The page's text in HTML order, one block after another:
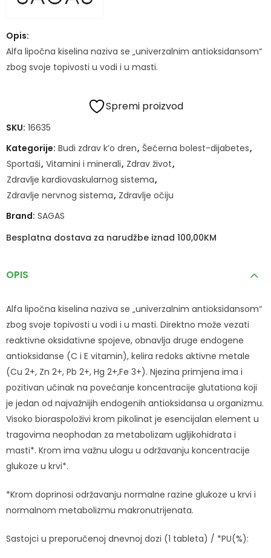
Opis:
Alfa lipočna kiselina naziva se „univerzalnim antioksidansom“
zbog svoje topivosti u vodi i u masti.
Spremi proizvod
SKU: 16635
Kategorije: Budi zdrav k’o dren, Šećerna bolest-dijabetes,
Sportaši, Vitamini i minerali, Zdrav život,
Zdravlje kardiovaskularnog sistema,
Zdravlje nervnog sistema, Zdravlje očiju
Brand: SAGAS
Besplatna dostava za narudžbe iznad 100,00KM
OPIS
Alfa lipočna kiselina naziva se „univerzalnim antioksidansom“
zbog svoje topivosti u vodi i u masti. Direktno može vezati
reaktivne oksidativne spojeve, obnavlja druge endogene
antioksidanse (C i E vitamin), kelira redoks aktivne metale
(Cu 2+, Zn 2+, Pb 2+, Hg 2+,Fe 3+). Njezina primjena ima i
pozitivan učinak na povećanje koncentracije glutationa koji
je jedan od najvažnijih endogenih antioksidansa u organizmu.
Visoko bioraspoloživi krom pikolinat je esencijalan element u
tragovima neophodan za metabolizam ugljikohidrata i
masti*. Krom ima važnu ulogu u održavanju koncentracije
glukoze u krvi*.
*Krom doprinosi održavanju normalne razine glukoze u krvi i
normalnom metabolizmu makronutrijenata.
Sastojci u preporučenoj dnevnoj dozi (1 tableta) / *PU(%):